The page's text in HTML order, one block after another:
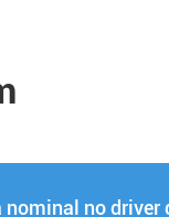
no driver